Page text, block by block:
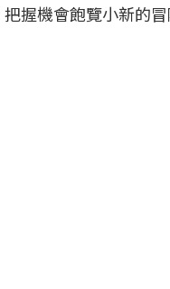
握機會飽覽小新的冒